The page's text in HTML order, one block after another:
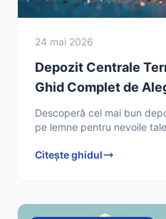
24 mai 2026
Depozit Centrale
Ghid Complet de
Descoperă cel mai bun
pe lemne pentru nevoile
Citește ghidul